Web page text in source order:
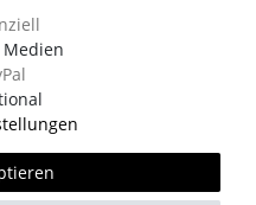
mit
Medien